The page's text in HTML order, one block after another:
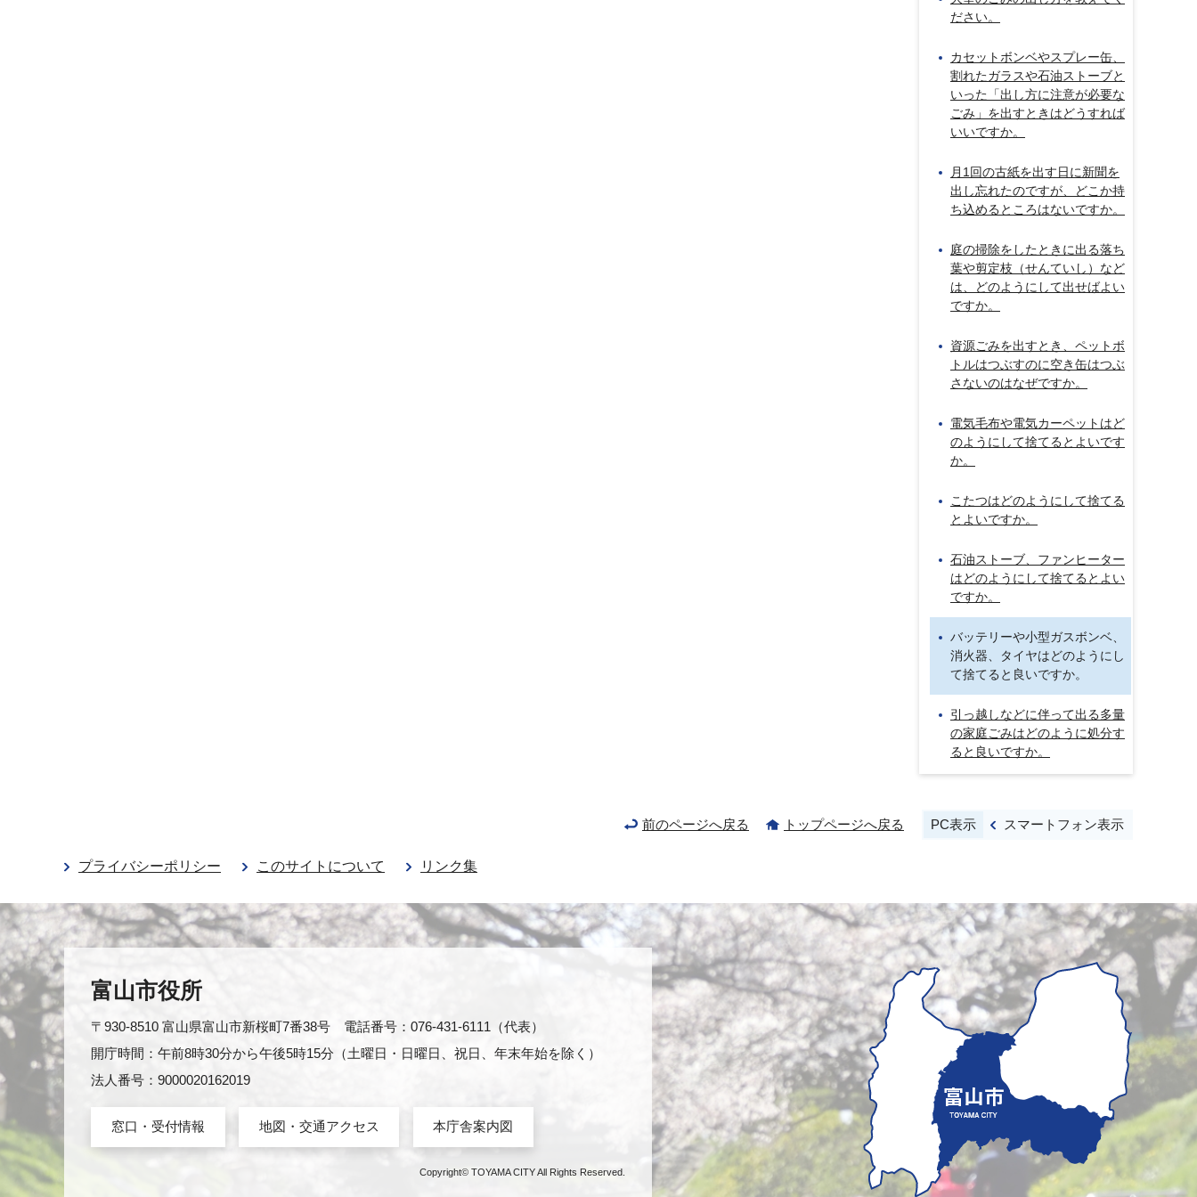
ださい。
カセットボンベやスプレー缶、
割れたガラスや石油ストーブと
いった「出し方に注意が必要な
ごみ」を出すときはどうすれば
いいですか。
月1回の古紙を出す日に新聞を
出し忘れたのですが、どこか持
ち込めるところはないですか。
庭の掃除をしたときに出る落ち
葉や剪定枝（せんていし）など
は、どのようにして出せばよい
ですか。
資源ごみを出すとき、ペットボ
トルはつぶすのに空き缶はつぶ
さないのはなぜですか。
電気毛布や電気カーペットはど
のようにして捨てるとよいです
か。
こたつはどのようにして捨てる
とよいですか。
石油ストーブ、ファンヒーター
はどのようにして捨てるとよい
ですか。
バッテリーや小型ガスボンベ、
消火器、タイヤはどのようにし
て捨てると良いですか。
引っ越しなどに伴って出る多量
の家庭ごみはどのように処分す
ると良いですか。
前のページへ戻る トップページへ戻る PC表示 スマートフォン表示
プライバシーポリシー このサイトについて リンク集
富山市役所
〒930-8510 富山県富山市新桜町7番38号 電話番号：076-431-6111（代表）
開庁時間：午前8時30分から午後5時15分（土曜日・日曜日、祝日、年末年始を除く）
法人番号：9000020162019
窓口・受付情報 地図・交通アクセス 本庁舎案内図
Copyright© TOYAMA CITY All Rights Reserved.